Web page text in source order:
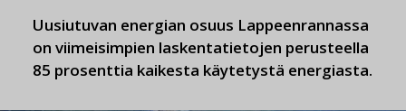
Uusiutuvan energian osuus Lappeenrannassa
on viimeisimpien laskentatietojen perusteella
85 prosenttia kaikesta käytetystä energiasta.